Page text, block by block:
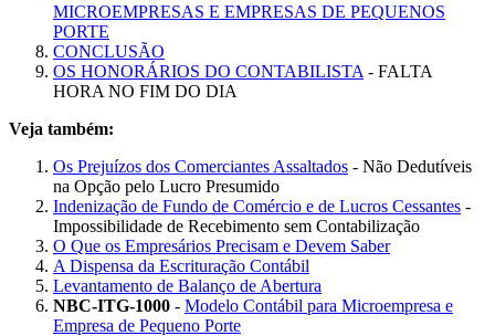
MICROEMPRESAS E EMPRESAS DE PEQUENOS
PORTE
CONCLUSÃO
OS HONORÁRIOS DO CONTABILISTA - FALTA
HORA NO FIM DO DIA
Veja também:
Os Prejuízos dos Comerciantes Assaltados - Não Dedutíveis
na Opção pelo Lucro Presumido
Indenização de Fundo de Comércio e de Lucros Cessantes -
Impossibilidade de Recebimento sem Contabilização
O Que os Empresários Precisam e Devem Saber
A Dispensa da Escrituração Contábil
Levantamento de Balanço de Abertura
NBC-ITG-1000 - Modelo Contábil para Microempresa e
Empresa de Pequeno Porte